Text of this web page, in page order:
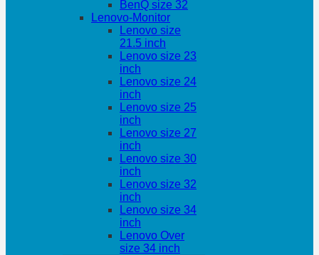
BenQ size 32
Lenovo-Monitor
Lenovo size
21.5 inch
Lenovo size 23
inch
Lenovo size 24
inch
Lenovo size 25
inch
Lenovo size 27
inch
Lenovo size 30
inch
Lenovo size 32
inch
Lenovo size 34
inch
Lenovo Over
size 34 inch